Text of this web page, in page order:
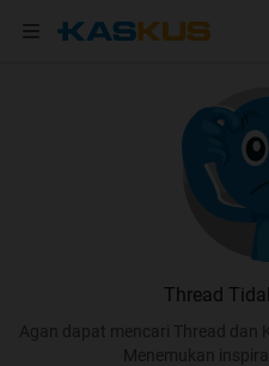
Thread
Agan dapat mencari Thread dan
Menemukan